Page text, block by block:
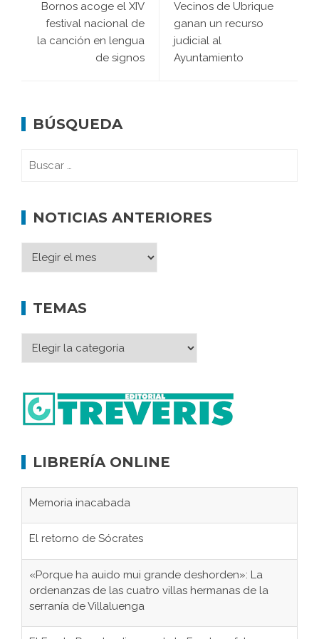
Bornos acoge el XIV
festival nacional de
la canción en lengua
de signos
Vecinos de Ubrique
ganan un recurso
judicial al
Ayuntamiento
BÚSQUEDA
NOTICIAS ANTERIORES
TEMAS
LIBRERÍA ONLINE
Memoria inacabada
El retorno de Sócrates
«Porque ha auido mui grande deshorden»: La
ordenanzas de las cuatro villas hermanas de la
serranía de Villaluenga